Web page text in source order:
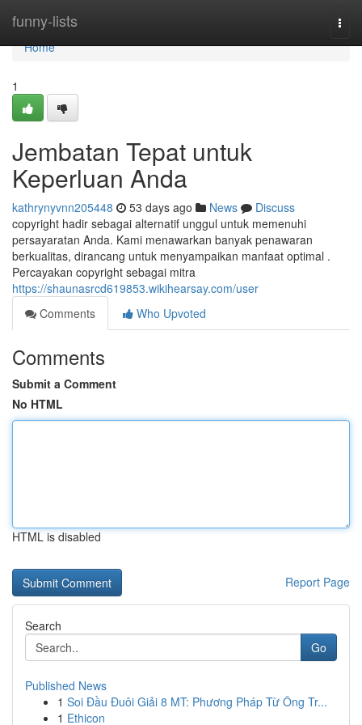
funny-lists
Home
Home
1
Jembatan Tepat untuk
Keperluan Anda
kathrynyvnn205448 53 days ago News
Discuss
copyright hadir sebagai alternatif unggul untuk memenuhi
persayaratan Anda. Kami menawarkan banyak penawaran
berkualitas, dirancang untuk menyampaikan manfaat optimal .
Percayakan copyright sebagai mitra
https://shaunasrcd619853.wikihearsay.com/user
Comments
Who Upvoted
Comments
Submit a Comment
No HTML
HTML is disabled
Report Page
Search
Go
Published News
1 Soi Đầu Đuôi Giải 8 MT: Phương Pháp Từ Ông Tr...
1 Ethicon